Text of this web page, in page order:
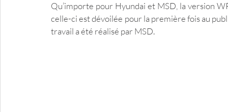
Qu’importe pour Hyundai et MSD, la version
celle-ci est dévoilée pour la première fois au
travail a été réalisé par MSD.